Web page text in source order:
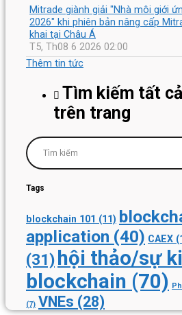
Mitrade giành giải "Nhà môi giới
2026" khi phiên bản nâng cấp
khai tại Châu Á
T5, Th08 6 2026 02:00
Thêm tin tức
Tìm kiếm tất
trên trang
Tags
blockchain 101 (11)
application (40) CAEX
(31) hội thảo/sự
blockchain (70)
(7) VNEs (28)